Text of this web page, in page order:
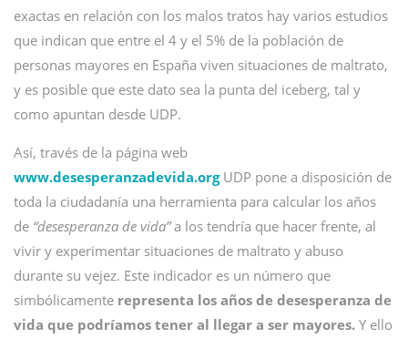
exactas en relación con los malos tratos hay varios estudios
que indican que entre el 4 y el 5% de la población de
personas mayores en España viven situaciones de maltrato,
y es posible que este dato sea la punta del iceberg, tal y
como apuntan desde UDP.
Así, través de la página web
www.desesperanzadevida.orgUDP pone a disposición de
toda la ciudadanía una herramienta para calcular los años
de “desesperanza de vida”a los tendría que hacer frente, al
vivir y experimentar situaciones de maltrato y abuso
durante su vejez. Este indicador es un número que
simbólicamente representa los años de desesperanza de
vida que podríamos tener al llegar a ser mayores. Y ello